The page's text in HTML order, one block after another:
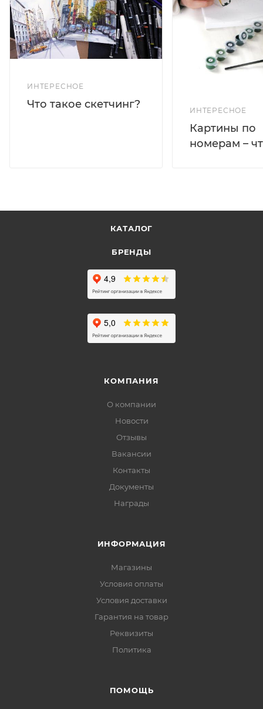
ИНТЕРЕСНОЕ
Что такое скетчинг?
ИНТЕРЕСНОЕ
Картины по
номерам –
КАТАЛОГ
БРЕНДЫ
КОМПАНИЯ
О компании
Новости
Отзывы
Вакансии
Контакты
Документы
Награды
ИНФОРМАЦИЯ
Магазины
Условия оплаты
Условия доставки
Гарантия на товар
Реквизиты
Политика
ПОМОЩЬ